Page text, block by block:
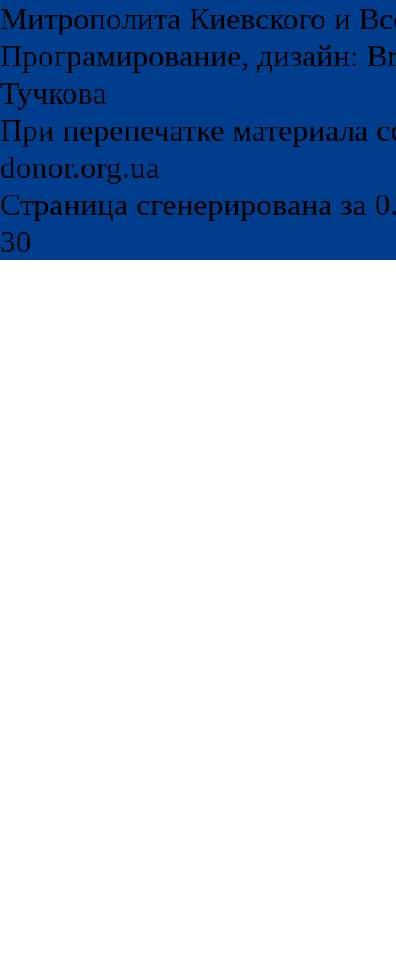
Митрополита Киевского и
Програмирование, дизайн:
Тучкова
При перепечатке материала
donor.org.ua
Страница сгенерирована за
30